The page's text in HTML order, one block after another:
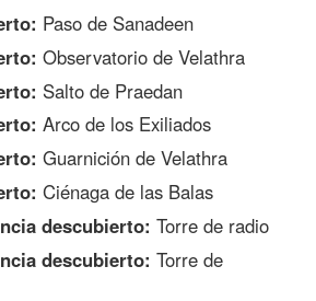
Paso de Sanadeen
Observatorio de Velathra
Salto de Praedan
Arco de los Exiliados
Guarnición de Velathra
Ciénaga de las Balas
descubierto: Torre de radio
descubierto: Torre de